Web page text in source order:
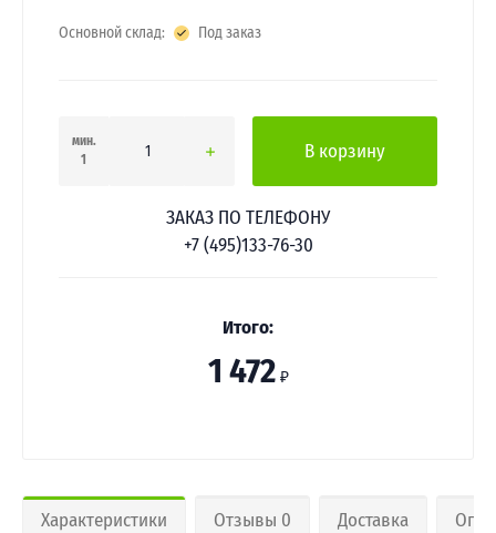
Основной склад: Под заказ
мин.
1
В корзину
ЗАКАЗ ПО ТЕЛЕФОНУ
+7 (495)133-76-30
Итого:
1 472 ₽
Характеристики Отзывы 0 Доставка